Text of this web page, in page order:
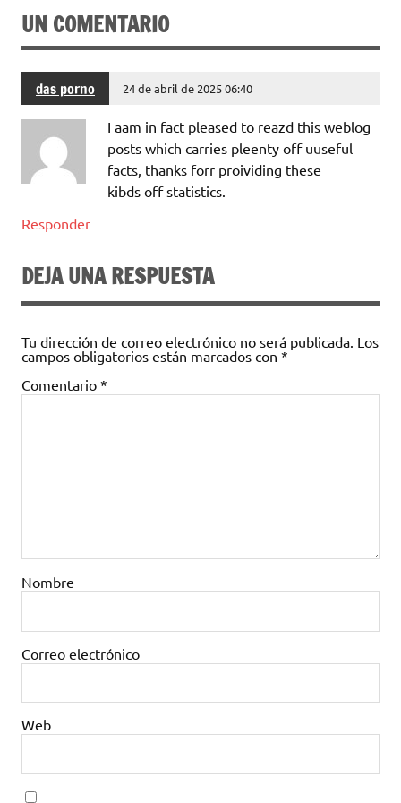
UN COMENTARIO
das porno 24 de abril de 2025 06:40
I aam in fact pleased to reazd this weblog
posts which carries pleenty off uuseful
facts, thanks forr proividing these
kibds off statistics.
Responder
DEJA UNA RESPUESTA
Tu dirección de correo electrónico no será publicada. Los
campos obligatorios están marcados con *
Comentario *
Nombre
Correo electrónico
Web